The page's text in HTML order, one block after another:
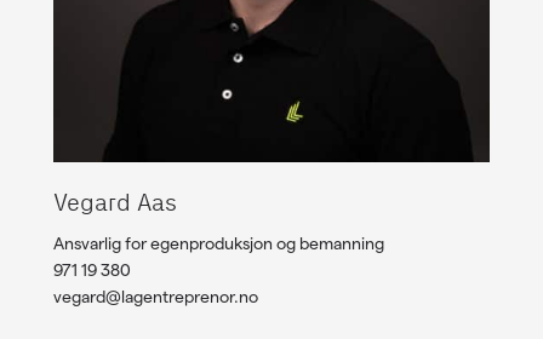
Vegard Aas
Ansvarlig for egenproduksjon og bemanning
971 19 380
vegard@lagentreprenor.no